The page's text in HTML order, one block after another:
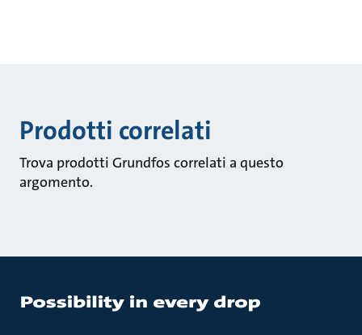
Prodotti correlati
Trova prodotti Grundfos correlati a questo
argomento.